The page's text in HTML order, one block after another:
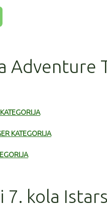
Adventure
KATEGORIJA
7. kola